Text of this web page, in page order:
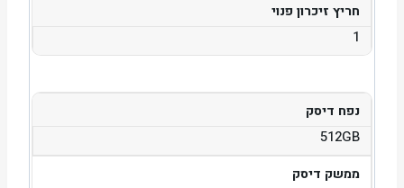
חריץ זיכרון פנוי
1
נפח דיסק
512GB
ממשק דיסק